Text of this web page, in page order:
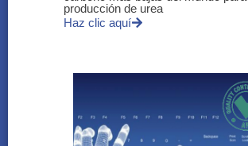
producción de urea
Haz clic aquí